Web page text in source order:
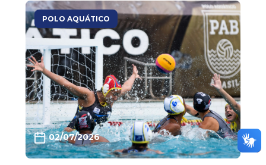
POLO AQUÁTICO
02/07/2026